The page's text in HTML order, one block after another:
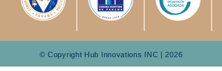
© Copyright Hub Innovations INC | 2026